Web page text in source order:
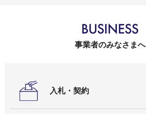
事業者のみなさまへ
入札・契約